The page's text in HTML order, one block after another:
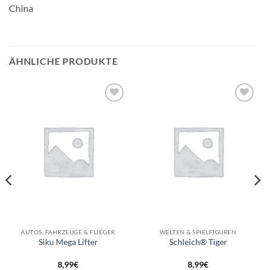
China
ÄHNLICHE PRODUKTE
AUTOS, FAHRZEUGE & FLIEGER
Siku Mega Lifter
8,99€
WELTEN & SPIELFIGUREN
Schleich® Tiger
8,99€